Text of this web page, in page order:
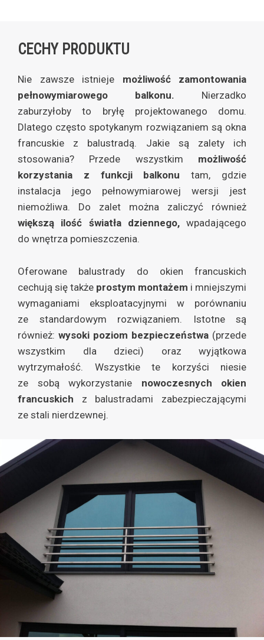
CECHY PRODUKTU
Nie zawsze istnieje możliwość zamontowania
pełnowymiarowego balkonu. Nierzadko
zaburzyłoby to bryłę projektowanego domu.
Dlatego często spotykanym rozwiązaniem są okna
francuskie z balustradą. Jakie są zalety ich
stosowania? Przede wszystkim możliwość
korzystania z funkcji balkonu tam, gdzie
instalacja jego pełnowymiarowej wersji jest
niemożliwa. Do zalet można zaliczyć również
większą ilość światła dziennego,wpadającego
do wnętrza pomieszczenia.
Oferowane balustrady do okien francuskich
cechują się także prostym montażem i mniejszymi
wymaganiami eksploatacyjnymi w porównaniu
ze standardowym rozwiązaniem. Istotne są
również: wysoki poziom bezpieczeństwa (przede
wszystkim dla dzieci) oraz wyjątkowa
wytrzymałość. Wszystkie te korzyści niesie
ze sobą wykorzystanie nowoczesnych okien
francuskich z balustradami zabezpieczającymi
ze stali nierdzewnej.